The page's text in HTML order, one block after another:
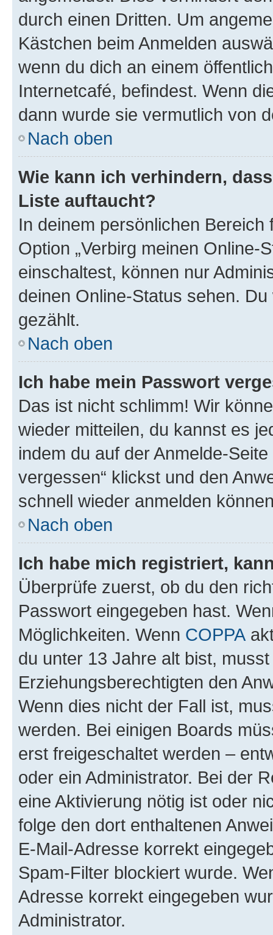
durch einen Dritten. Um
Kästchen beim Anmelden
wenn du dich an einem
Internetcafé, befindest. Wenn
dann wurde sie vermutlich von
Nach oben
Wie kann ich verhindern,
Liste auftaucht?
In deinem persönlichen
Option „Verbirg meinen Online-
einschaltest, können nur
deinen Online-Status sehen.
gezählt.
Nach oben
Ich habe mein Passwort
Das ist nicht schlimm! Wir
wieder mitteilen, du kannst es
indem du auf der Anmelde-
vergessen“ klickst und den
schnell wieder anmelden
Nach oben
Ich habe mich registriert,
Überprüfe zuerst, ob du den
Passwort eingegeben hast.
Möglichkeiten. Wenn COPPA
du unter 13 Jahre alt bist,
Erziehungsberechtigten den
Wenn dies nicht der Fall ist,
werden. Bei einigen Boards
erst freigeschaltet werden –
oder ein Administrator. Bei der
eine Aktivierung nötig ist oder
folge den dort enthaltenen
E-Mail-Adresse korrekt
Spam-Filter blockiert wurde.
Adresse korrekt eingegeben
Administrator.